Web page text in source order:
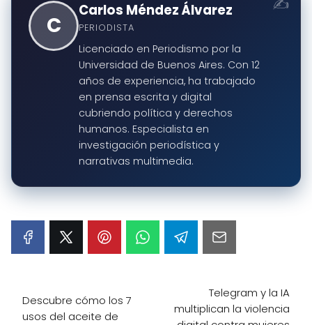
C
Carlos Méndez Álvarez
PERIODISTA
Licenciado en Periodismo por la
Universidad de Buenos Aires. Con 12
años de experiencia, ha trabajado
en prensa escrita y digital
cubriendo política y derechos
humanos. Especialista en
investigación periodística y
narrativas multimedia.
Descubre cómo los 7
usos del aceite de
Telegram y la IA
multiplican la violencia